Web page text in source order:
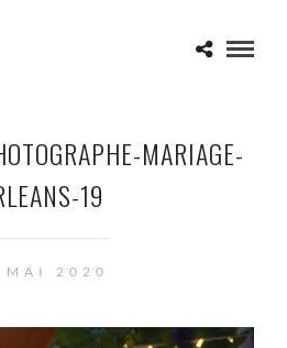
MARIAGE-
19
MAI 2020